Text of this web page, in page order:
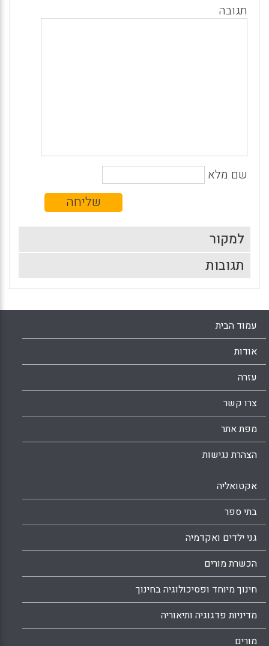
תגובה
שם מלא
למקור
תגובות
עמוד הבית
אודות
עזרה
צרו קשר
מפת אתר
הצהרת נגישות
אקטואליה
בתי ספר
גני ילדים ואקדמיה
הכשרת מורים
חינוך מיוחד ופסיכולוגיה בחינוך
מדיניות פדגוגיה ותיאוריה
מורים